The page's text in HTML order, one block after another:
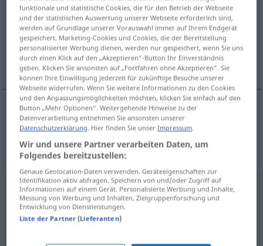
Übersicht aller Übersetzungen
(Für mehr Details die Übersetzung anklicken/antippen)
Ernst
Ernstm alvor
funktionale und statistische Cookies, die für den Betrieb der Webseite
und der statistischen Auswertung unserer Webseite erforderlich sind,
werden auf Grundlage unserer Vorauswahl immer auf Ihrem Endgerät
gespeichert. Marketing-Cookies und Cookies, die der Bereitstellung
personalisierter Werbung dienen, werden nur gespeichert, wenn Sie uns
durch einen Klick auf den „Akzeptieren“-Button Ihr Einverständnis
geben. Klicken Sie ansonsten auf „Fortfahren ohne Akzeptieren“. Sie
können Ihre Einwilligung jederzeit für zukünftige Besuche unserer
Webseite widerrufen. Wenn Sie weitere Informationen zu den Cookies
und den Anpassungsmöglichkeiten möchten, klicken Sie einfach auf den
Button „Mehr Optionen“. Weitergehende Hinweise zu der
Datenverarbeitung entnehmen Sie ansonsten unserer
Datenschutzerklärung . Hier finden Sie unserImpressum
Wir und unsere Partner verarbeiten Daten, um
Folgendes bereitzustellen:
Genaue Geolocation-Daten verwenden. Geräteeigenschaften zur
Identifikation aktiv abfragen. Speichern von und/oder Zugriff auf
Informationen auf einem Gerät. Personalisierte Werbung und Inhalte,
Messung von Werbung und Inhalten, Zielgruppenforschung und
Entwicklung von Dienstleistungen.
Liste der Partner (Lieferanten)